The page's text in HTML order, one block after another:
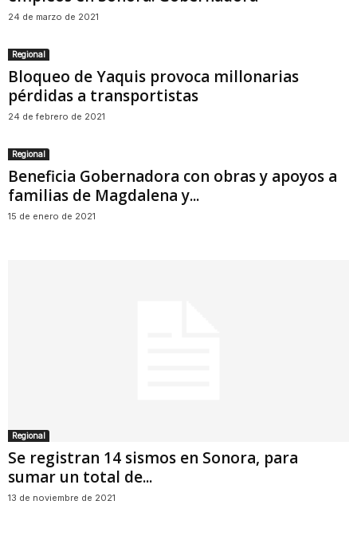
24 de marzo de 2021
Regional
Bloqueo de Yaquis provoca millonarias
pérdidas a transportistas
24 de febrero de 2021
Regional
Beneficia Gobernadora con obras y apoyos a
familias de Magdalena y...
15 de enero de 2021
Regional
Se registran 14 sismos en Sonora, para
sumar un total de...
13 de noviembre de 2021